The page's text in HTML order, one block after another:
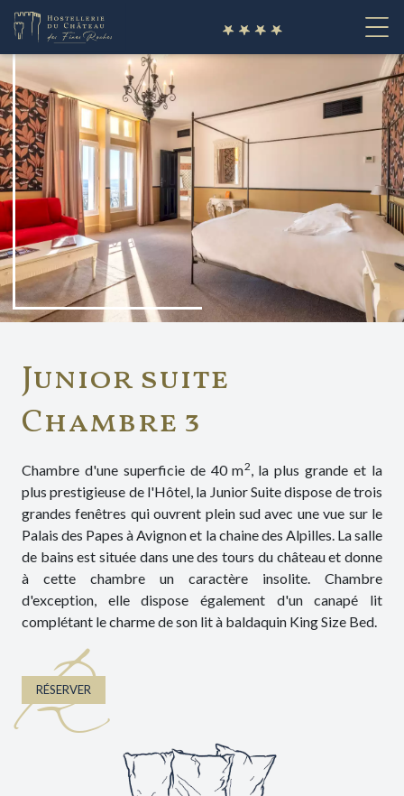
Junior suite
Chambre 3
Chambre d'une superficie de 40 m2
, la plus grande et la
plus prestigieuse de l'Hôtel, la Junior Suite dispose de trois
grandes fenêtres qui ouvrent plein sud avec une vue sur le
Palais des Papes à Avignon et la chaine des Alpilles. La salle
de bains est située dans une des tours du château et donne
à cette chambre un caractère insolite. Chambre
d'exception, elle dispose également d'un canapé lit
complétant le charme de son lit à baldaquin King Size Bed.
R
RÉSERVER